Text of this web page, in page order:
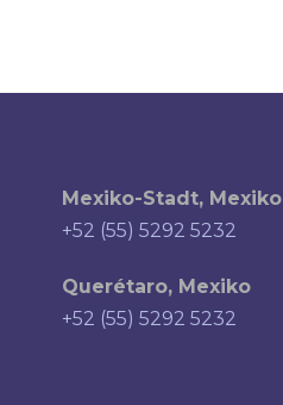
Mexiko-Stadt, Mexiko
+52 (55) 5292 5232
Querétaro, Mexiko
+52 (55) 5292 5232